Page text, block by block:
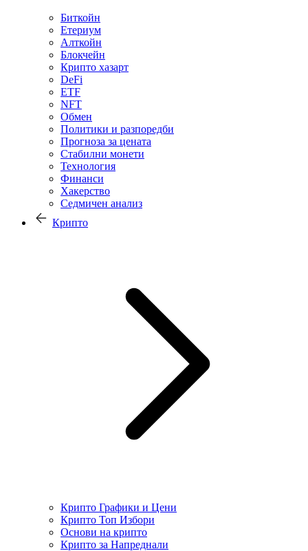
Биткойн
Етериум
Алткойн
Блокчейн
Крипто хазарт
DeFi
ETF
NFT
Обмен
Политики и разпоредби
Прогноза за цената
Стабилни монети
Технология
Финанси
Хакерство
Седмичен анализ
Крипто
Крипто Графики и Цени
Крипто Топ Избори
Основи на крипто
Крипто за Напреднали